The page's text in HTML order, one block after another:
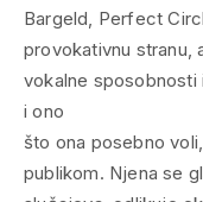
Bargeld, Perfect
provokativnu stranu,
vokalne sposobnosti
i ono
što ona posebno
publikom. Njena se